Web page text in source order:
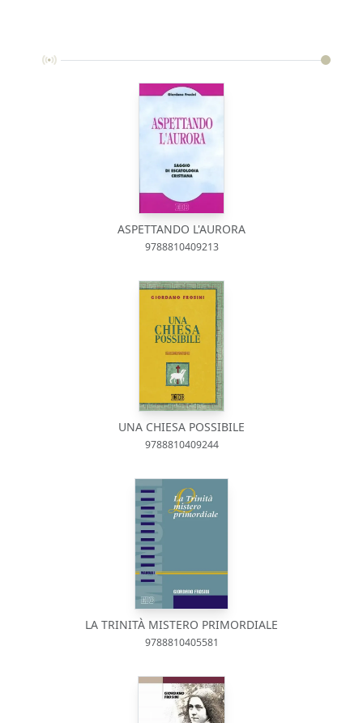
ASPETTANDO L'AURORA
9788810409213
UNA CHIESA POSSIBILE
9788810409244
LA TRINITÀ MISTERO PRIMORDIALE
9788810405581